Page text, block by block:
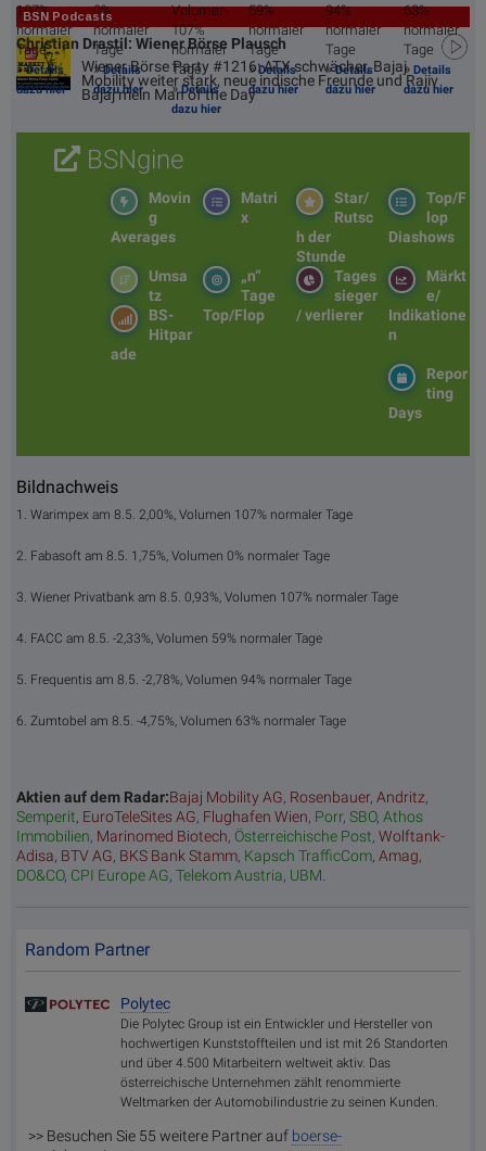
107%
normaler
Tage
»Details
dazu hier
0%
normaler
Tage
»Details
dazu hier
Volumen
107%
normaler
Tage
»Details
dazu hier
59%
normaler
Tage
»Details
dazu hier
94%
normaler
Tage
»Details
dazu hier
63%
normaler
Tage
» Details
dazu hier
BSN Podcasts
Christian Drastil: Wiener Börse Plausch
Wiener Börse Party #1216: ATX schwächer, Bajaj
Mobility weiter stark, neue indische Freunde und Rajiv
Bajaj mein Man of the Day
BSNgine
Top/F
lop
Diashows
Star/
Rutsc
h der
Stunde
Matri
x
Movin
g
Averages
Märkt
e/
Indikatione
n
Tages
sieger
/ verlierer
„n“
Tage
Top/Flop
Umsa
tz
BS-
Hitpar
ade
Repor
ting
Days
Bildnachweis
1. Warimpex am 8.5. 2,00%, Volumen 107% normaler Tage
2. Fabasoft am 8.5. 1,75%, Volumen 0% normaler Tage
3. Wiener Privatbank am 8.5. 0,93%, Volumen 107% normaler Tage
4. FACC am 8.5. -2,33%, Volumen 59% normaler Tage
5. Frequentis am 8.5. -2,78%, Volumen 94% normaler Tage
6. Zumtobel am 8.5. -4,75%, Volumen 63% normaler Tage
Aktien auf dem Radar:Bajaj Mobility AG, Rosenbauer, Andritz,
Semperit, EuroTeleSites AG, Flughafen Wien, Porr, SBO, Athos
Immobilien, Marinomed Biotech, Österreichische Post, Wolftank-
Adisa, BTV AG, BKS Bank Stamm, Kapsch TrafficCom, Amag,
DO&CO, CPI Europe AG, Telekom Austria, UBM
Random Partner
Polytec
Die Polytec Group ist ein Entwickler und Hersteller von
hochwertigen Kunststoffteilen und ist mit 26 Standorten
und über 4.500 Mitarbeitern weltweit aktiv. Das
österreichische Unternehmen zählt renommierte
Weltmarken der Automobilindustrie zu seinen Kunden.
>> Besuchen Sie 55 weitere Partner auf boerse-